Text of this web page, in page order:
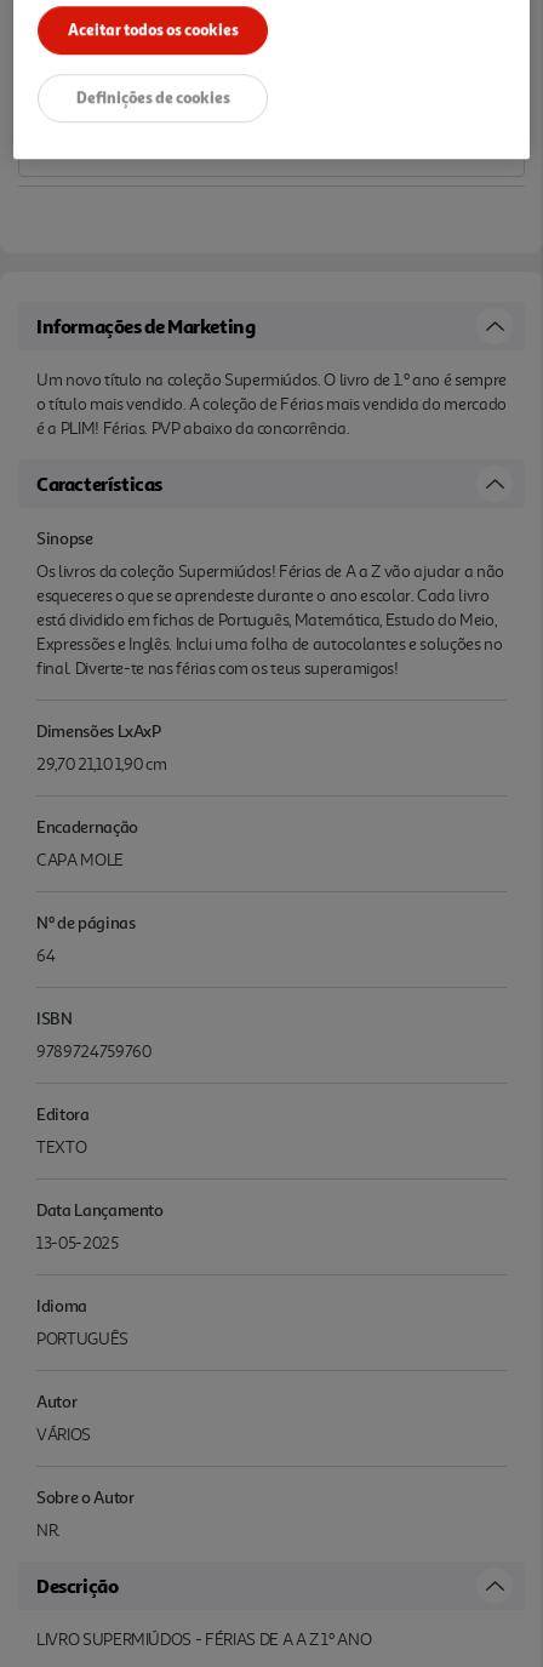
Promoção:de 15/6/2026 a 31/8/2026
Notas de preparação
Informações de Marketing
Um novo título na coleção Supermiúdos. O livro de 1.º ano é sempre
o título mais vendido. A coleção de Férias mais vendida do mercado
é a PLIM! Férias. PVP abaixo da concorrência.
Características
Sinopse
Os livros da coleção Supermiúdos! Férias de A a Z vão ajudar a não
esqueceres o que se aprendeste durante o ano escolar. Cada livro
está dividido em fichas de Português, Matemática, Estudo do Meio,
Expressões e Inglês. Inclui uma folha de autocolantes e soluções no
final. Diverte-te nas férias com os teus superamigos!
Dimensões LxAxP
29,70 21,10 1,90 cm
Encadernação
CAPA MOLE
Nº de páginas
64
ISBN
9789724759760
Editora
TEXTO
Data Lançamento
13-05-2025
Idioma
PORTUGUÊS
Autor
VÁRIOS
Sobre o Autor
NR.
Descrição
LIVRO SUPERMIÚDOS - FÉRIAS DE A A Z 1º ANO
Aceitar todos os cookies
Definições de cookies